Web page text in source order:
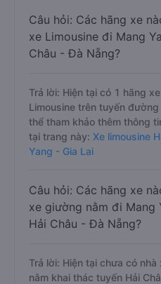
Câu hỏi: Các hãng xe
xe Limousine đi Mang
Châu - Đà Nẵng?
Trả lời: Hiện tại có 1 hãng
Limousine trên tuyến
thể tham khảo thêm thông
tại trang này: Xe limousine
Yang - Gia Lai
Câu hỏi: Các hãng xe
xe giường nằm đi Mang
Hải Châu - Đà Nẵng?
Trả lời: Hiện tại chưa có
nằm khai thác tuyến Hải